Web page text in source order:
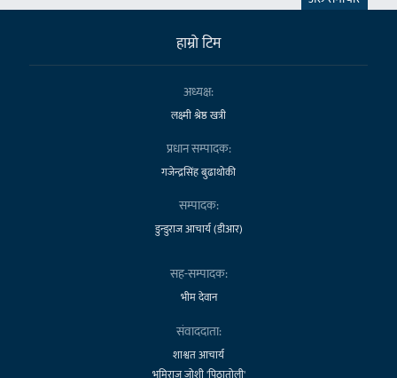
हाम्राे टिम
अध्यक्ष:
लक्ष्मी श्रेष्ठ खत्री
प्रधान सम्पादक:
गजेन्द्रसिंह बुढाथोकी
सम्पादक:
डुन्डुराज आचार्य (डीआर)
सह-सम्पादक:
भीम देवान
संवाददाता:
शाश्वत आचार्य